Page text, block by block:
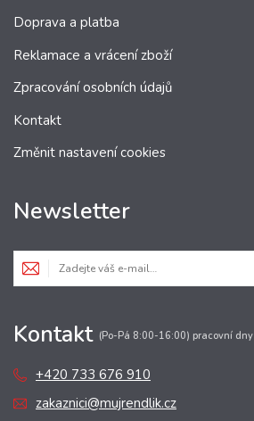
Doprava a platba
Reklamace a vrácení zboží
Zpracování osobních údajů
Kontakt
Změnit nastavení cookies
Newsletter
Kontakt (Po-Pá 8:00-16:00) pracovní dny
+420 733 676 910
zakaznici@mujrendlik.cz